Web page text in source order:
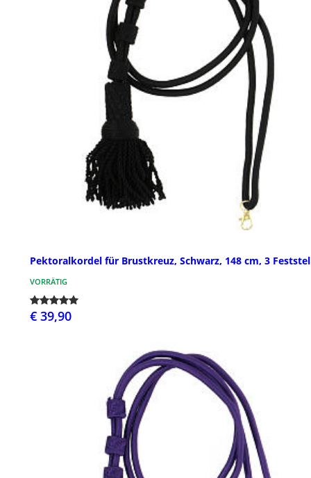
Pektoralkordel für Brustkreuz, Schwarz, 148 cm, 3
VORRÄTIG
€ 39,90